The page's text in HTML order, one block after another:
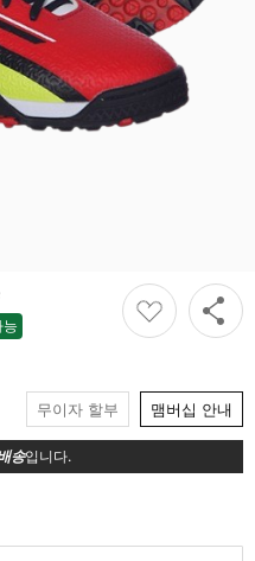
능
능
무이자 할부 맴버십 안내
송입니다.